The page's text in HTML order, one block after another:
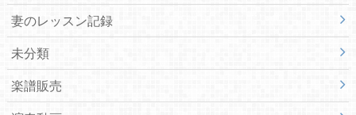
妻のレッスン記録
未分類
楽譜販売